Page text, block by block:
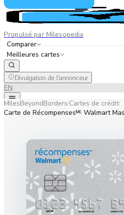
Propulsé par Milesopedia
Comparer
Meilleures cartes
Divulgation de l'annonceur
ENFR
MilesBeyondBorders/Cartes de crédit/
Carte de Récompensesᴹᶜ Walmart